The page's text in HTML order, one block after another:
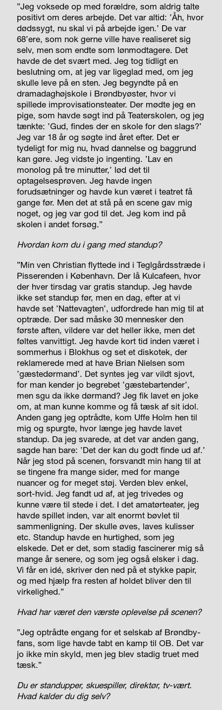
”Jeg voksede op med forældre, som aldrig talte
positivt om deres arbejde. Det var altid: ’Åh, hvor
dødssygt, nu skal vi på arbejde igen.’ De var
68’ere, som nok gerne ville have realiseret sig
selv, men som endte som lønmodtagere. Det
havde de det svært med. Jeg tog tidligt en
beslutning om, at jeg var ligeglad med, om jeg
skulle leve på en sten. Jeg begyndte på en
dramadaghøjskole i Brøndbyøster, hvor vi
spillede improvisationsteater. Der mødte jeg en
pige, som havde søgt ind på Teaterskolen, og jeg
tænkte: ’Gud, findes der en skole for den slags?’
Jeg var 18 år og søgte ind året efter. Det er
tydeligt for mig nu, hvad dannelse og baggrund
kan gøre. Jeg vidste jo ingenting. ’Lav en
monolog på tre minutter,’ lød det til
optagelsesprøven. Jeg havde ingen
forudsætninger og havde kun været i teatret få
gange før. Men det at stå på en scene gav mig
noget, og jeg var god til det. Jeg kom ind på
skolen i andet forsøg.”
Hvordan kom du i gang med standup?
”Min ven Christian flyttede ind i Teglgårdsstræde i
Pisserenden i København. Der lå Kulcafeen, hvor
der hver tirsdag var gratis standup. Jeg havde
ikke set stand­up før, men en dag, efter at vi
havde set ’Nattevagten’, udfordrede han mig til at
optræde. Der sad måske 30 mennesker den
første aften, vildere var det heller ikke, men det
føltes vanvittigt. Jeg havde kort tid inden været i
sommerhus i Blokhus og set et diskotek, der
reklamerede med at have Brian Nielsen som
’gæstedørmand’. Det syntes jeg var vildt sjovt,
for man kender jo begrebet ’gæstebartender’,
men sgu da ikke dørmand? Jeg fik lavet en joke
om, at man kunne komme og få tæsk af sit idol.
Anden gang jeg optrådte, kom Uffe Holm hen til
mig og spurgte, hvor længe jeg havde lavet
stand­up. Da jeg svarede, at det var anden gang,
sagde han bare: ’Det der kan du godt finde ud af.’
Når jeg stod på scenen, forsvandt min hang til at
se tingene fra mange sider, med for mange
nuancer og for meget støj. Verden blev enkel,
sort-hvid. Jeg fandt ud af, at jeg trivedes og
kunne være til stede i det. I det amatørteater, jeg
havde spillet inden, var alt enormt bøvlet til
sammenligning. Der skulle øves, laves kulisser
etc. Standup havde en hurtighed, som jeg
elskede. Det er det, som stadig fascinerer mig så
mange år senere, og som jeg også elsker i dag.
Vi får en idé, skriver den ned på et stykke papir,
og med hjælp fra resten af holdet bliver den til
virkelighed.”
Hvad har været den værste oplevelse på scenen?
”Jeg optrådte engang for et selskab af Brøndby-
fans, som lige havde tabt en kamp til OB. Det var
jo ikke min skyld, men jeg blev stadig truet med
tæsk.”
Du er standupper, skuespiller, direktør, tv-vært.
Hvad kalder du dig selv?